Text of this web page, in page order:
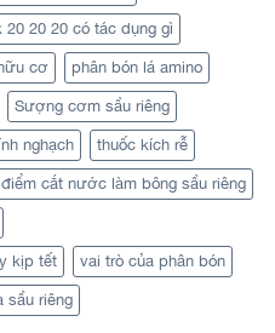
20 20 20 có tác dụng gì
cơ phân bón lá amino
Sượng cơm sầu riêng
nghạch thuốc kích rễ
cắt nước làm bông sầu riêng
kịp tết vai trò của phân bón
sầu riêng